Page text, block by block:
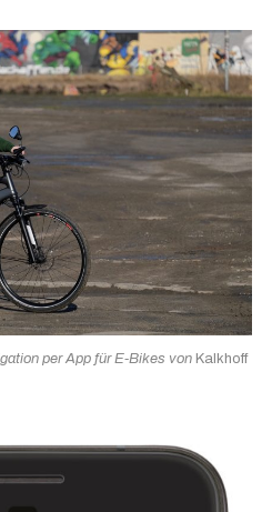
per App für E-Bikes von Kalkhoff